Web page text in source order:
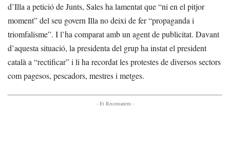
d’Illa a petició de Junts, Sales ha lamentat que “ni en el pitjor
moment” del seu govern Illa no deixi de fer “propaganda i
triomfalisme”. I l’ha comparat amb un agent de publicitat. Davant
d’aquesta situació, la presidenta del grup ha instat el president
català a “rectificar” i li ha recordat les protestes de diversos sectors
com pagesos, pescadors, mestres i metges.
- Et Recomanem -